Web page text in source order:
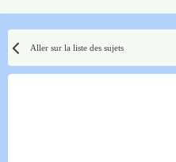
Aller sur la liste des sujets